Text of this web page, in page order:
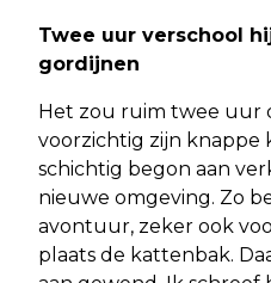
Twee uur verschool
gordijnen
Het zou ruim twee uur
voorzichtig zijn knappe
schichtig begon aan
nieuwe omgeving. Zo
avontuur, zeker ook
plaats de kattenbak.